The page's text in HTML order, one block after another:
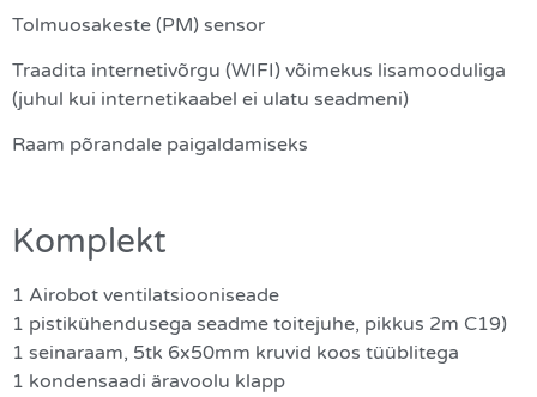
Tolmuosakeste (PM) sensor
Traadita internetivõrgu (WIFI) võimekus lisamooduliga
(juhul kui internetikaabel ei ulatu seadmeni)
Raam põrandale paigaldamiseks
Komplekt
1 Airobot ventilatsiooniseade
1 pistikühendusega seadme toitejuhe, pikkus 2m C19)
1 seinaraam, 5tk 6x50mm kruvid koos tüüblitega
1 kondensaadi äravoolu klapp